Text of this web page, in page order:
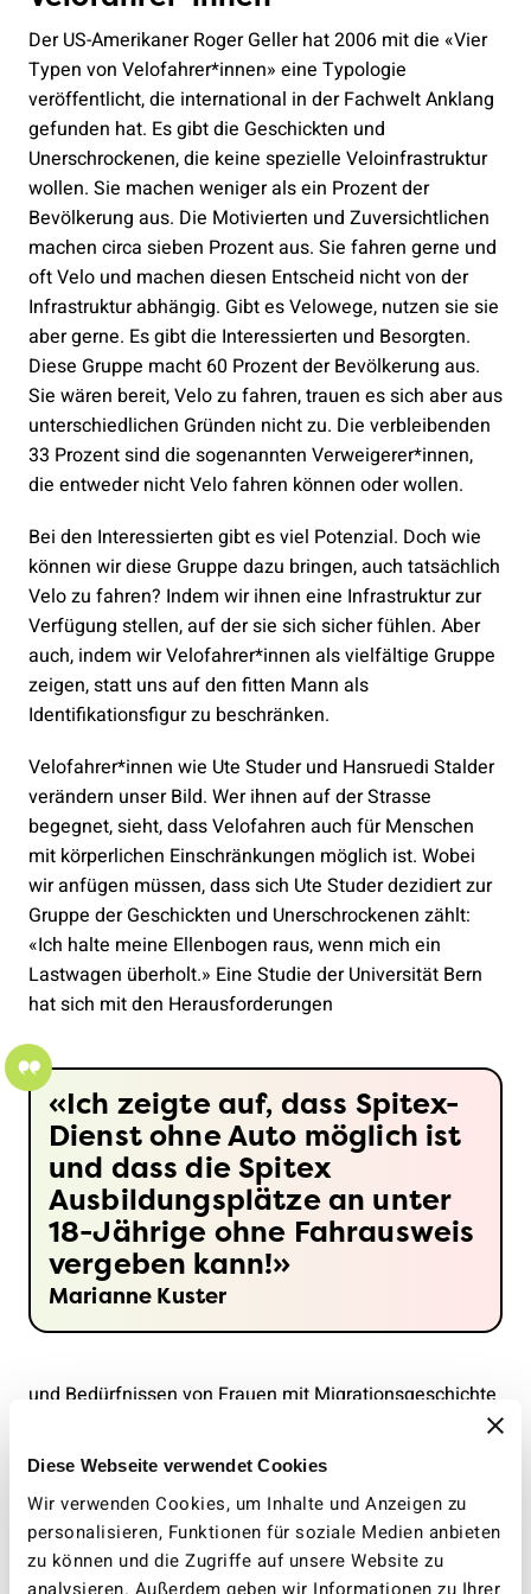
Diese Webseite verwendet Cookies
Wir verwenden Cookies, um Inhalte und Anzeigen zu
personalisieren, Funktionen für soziale Medien anbieten
zu können und die Zugriffe auf unsere Website zu
analysieren. Außerdem geben wir Informationen zu Ihrer
Der US-Amerikaner Roger Geller hat 2006 mit die «Vier
Typen von Velofahrer*innen» eine Typologie
veröffentlicht, die international in der Fachwelt Anklang
gefunden hat. Es gibt die Geschickten und
Unerschrockenen, die keine spezielle Veloinfrastruktur
wollen. Sie machen weniger als ein Prozent der
Bevölkerung aus. Die Motivierten und Zuversichtlichen
machen circa sieben Prozent aus. Sie fahren gerne und
oft Velo und machen diesen Entscheid nicht von der
Infrastruktur abhängig. Gibt es Velowege, nutzen sie sie
aber gerne. Es gibt die Interessierten und Besorgten.
Diese Gruppe macht 60 Prozent der Bevölkerung aus.
Sie wären bereit, Velo zu fahren, trauen es sich aber aus
unterschiedlichen Gründen nicht zu. Die verbleibenden
33 Prozent sind die sogenannten Verweigerer*innen,
die entweder nicht Velo fahren können oder wollen.
Bei den Interessierten gibt es viel Potenzial. Doch wie
können wir diese Gruppe dazu bringen, auch tatsächlich
Velo zu fahren? Indem wir ihnen eine Infrastruktur zur
Verfügung stellen, auf der sie sich sicher fühlen. Aber
auch, indem wir Velofahrer*innen als vielfältige Gruppe
zeigen, statt uns auf den fitten Mann als
Identifikationsfigur zu beschränken.
Velofahrer*innen wie Ute Studer und Hansruedi Stalder
verändern unser Bild. Wer ihnen auf der Strasse
begegnet, sieht, dass Velofahren auch für Menschen
mit körperlichen Einschränkungen möglich ist. Wobei
wir anfügen müssen, dass sich Ute Studer dezidiert zur
Gruppe der Geschickten und Unerschrockenen zählt:
«Ich halte meine Ellenbogen raus, wenn mich ein
Lastwagen überholt.» Eine Studie der Universität Bern
hat sich mit den Herausforderungen
Ich zeigte auf, dass Spitex-
Dienst ohne Auto möglich ist
und dass die Spitex
Ausbildungsplätze an unter
18-Jährige ohne Fahrausweis
vergeben kann!
Marianne Kuster
und Bedürfnissen von Frauen mit Migrationsgeschichte
Der Abschlussbericht verweist ebenfalls auf die
sorgten sich, von anderen beobachtet zu werden und
zum Gesprächsthema zu werden. «‹Role Models›
könnten das stereotype Bild des Velofahrens